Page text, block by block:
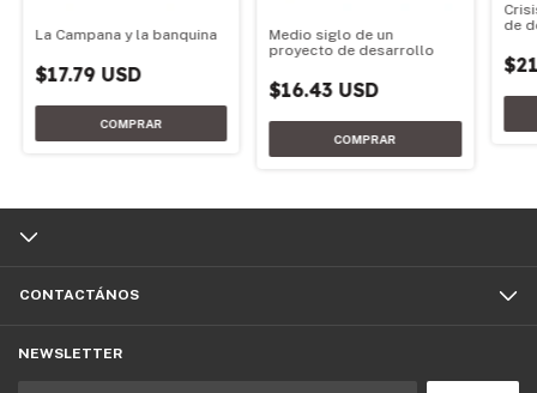
La Campana y la banquina
$17.79 USD
Medio siglo de un
proyecto de desarrollo
$16.43 USD
de
CONTACTÁNOS
NEWSLETTER